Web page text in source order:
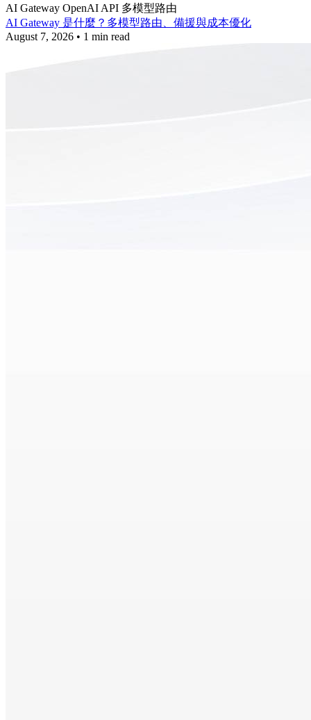
AI Gateway OpenAI API 多模型路由
AI Gateway 是什麼？多模型路由、備援與成本優化
August 7, 2026 • 1 min read